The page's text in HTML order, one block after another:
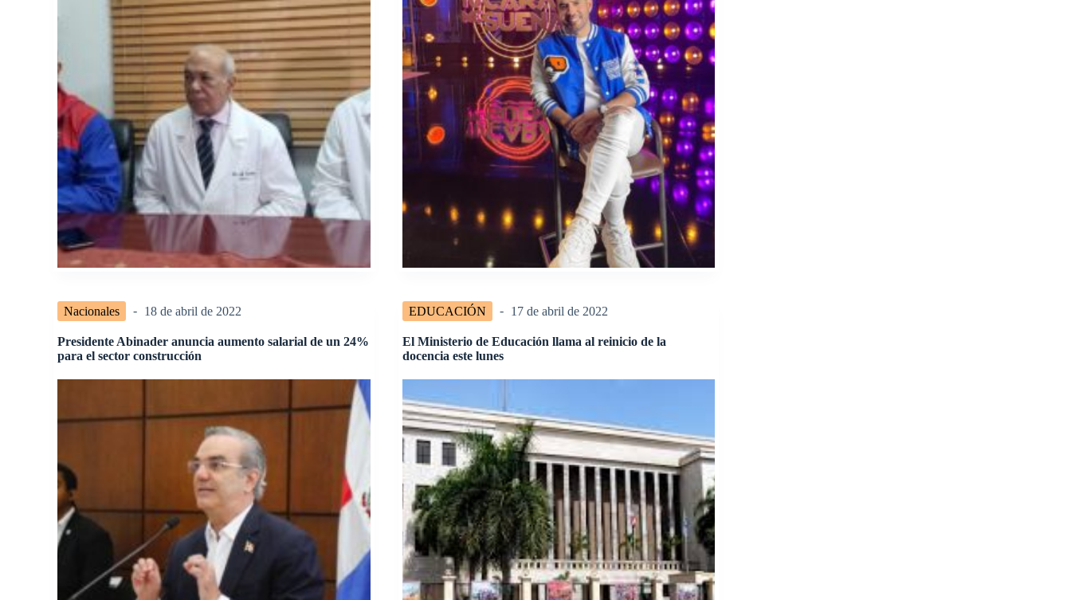
Nacionales 18 de abril de 2022
Presidente Abinader anuncia aumento salarial de un 24%
para el sector construcción
EDUCACIÓN 17 de abril de 2022
El Ministerio de Educación llama al reinicio de la
docencia este lunes